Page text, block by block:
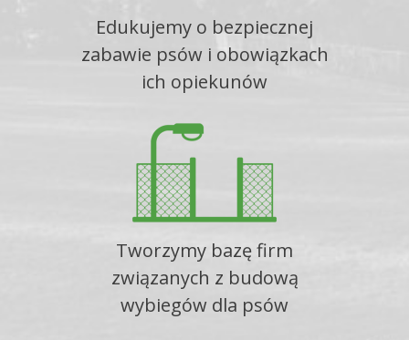
Edukujemy o bezpiecznej
zabawie psów i obowiązkach
ich opiekunów
Tworzymy bazę firm
związanych z budową
wybiegów dla psów